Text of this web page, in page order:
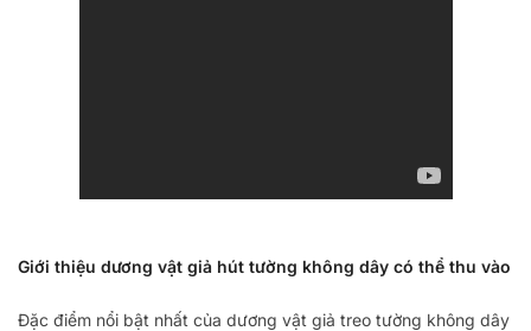
Giới thiệu dương vật giả hút tường không dây có thể thu vào
Đặc điểm nổi bật nhất của dương vật giả treo tường không dây